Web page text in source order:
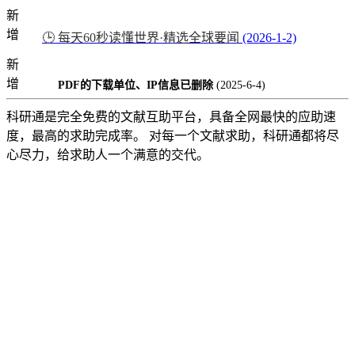
新
增
🕒 每天60秒读懂世界·精选全球要闻 (2026-1-2)
新
增
PDF的下载单位、IP信息已删除 (2025-6-4)
科研通是完全免费的文献互助平台，具备全网最快的应助速
度，最高的求助完成率。 对每一个文献求助，科研通都将尽
心尽力，给求助人一个满意的交代。